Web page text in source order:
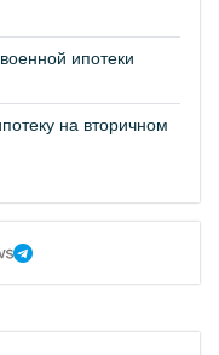
ипотеки
на вторичном